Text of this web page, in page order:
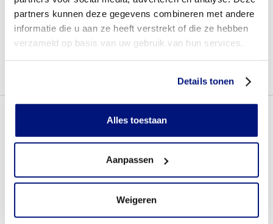
partners kunnen deze gegevens combineren met andere
informatie die u aan ze heeft verstrekt of die ze hebben
verzameld op basis van uw gebruik van hun services.
Details tonen
Alles toestaan
Aanpassen
Weigeren
De enige definitieve behandeling van gonartrose is om het
gewricht te vervangen door een prothese. De afweging
voor een prothese is voor ieder persoon met artrose uniek
en hangt af van meerdere factoren, zoals het soort
gewricht, het infectierisico en de leeftijd. Ook kan er een
Welke producten kunnen helpen
Eenkniebrace, ook wel orthese genoemd, wordt vaak
ingezet bij gonartroseklachten. Een orthese is namelijk
een laagdrempelige manier om het gewricht te ontzien.
Hierdoor kunt u het gewricht wel blijven gebruiken,
zonder dat het gewricht wordt overbelast. Uw Livit
Ottobock Care-adviseur kan beoordelen welke brace in uw